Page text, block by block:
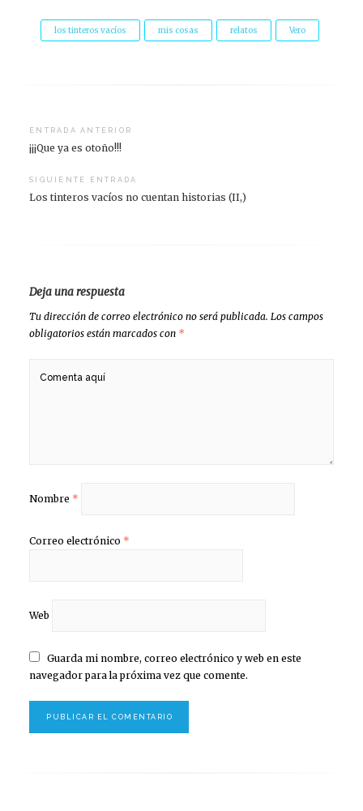
los tinteros vacíos mis cosas relatos Vero
Navegación
de
entradas
ENTRADA ANTERIOR
¡¡¡Que ya es otoño!!!
SIGUIENTE ENTRADA
Los tinteros vacíos no cuentan historias (II,)
Deja una respuesta
Tu dirección de correo electrónico no será publicada. Los campos
obligatorios están marcados con *
Nombre *
Correo electrónico *
Web
Guarda mi nombre, correo electrónico y web en este
navegador para la próxima vez que comente.